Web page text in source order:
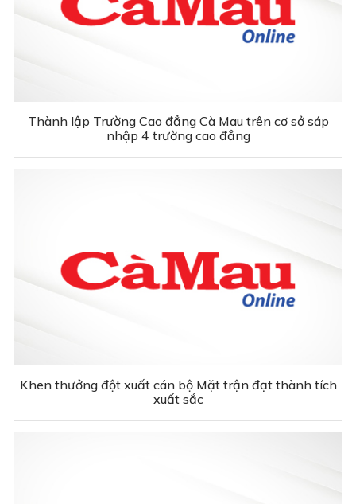
Thành lập Trường Cao đẳng Cà Mau trên cơ sở sáp
nhập 4 trường cao đẳng
Khen thưởng đột xuất cán bộ Mặt trận đạt thành tích
xuất sắc